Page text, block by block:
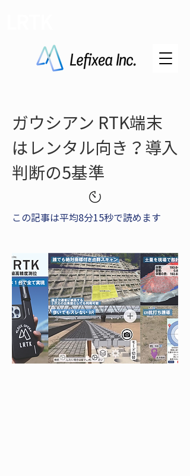
ガウシアン RTK端末
はレンタル向き？導入
判断の5基準
この記事は平均8分15秒で読めます